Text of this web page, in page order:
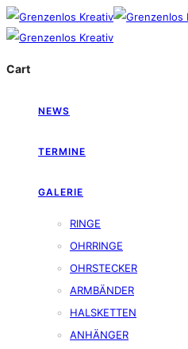
Cart
NEWS
TERMINE
GALERIE
RINGE
OHRRINGE
OHRSTECKER
ARMBÄNDER
HALSKETTEN
ANHÄNGER